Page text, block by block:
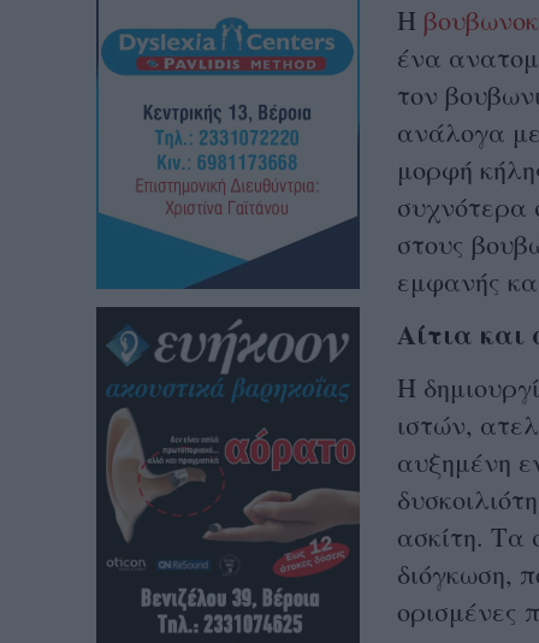
Η
ένα
τον
ανάλογα
μορφή
συχνότερα
στους
εμφανής
Αίτια
Η
ιστών,
αυξημένη
ασκίτη. Τα
διόγκωση,
ορισμένες